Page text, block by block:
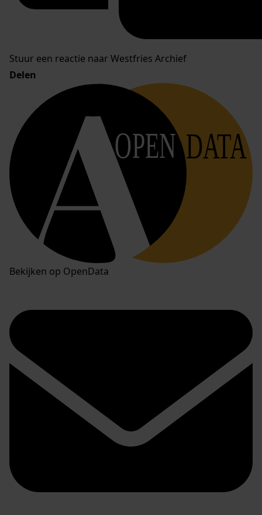
Stuur een reactie naar Westfries Archief
Delen
OPEN DATA
Bekijken op OpenData